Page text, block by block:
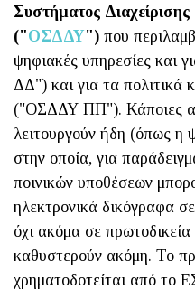
Συστήματος
("ΟΣΔΔΥ") που
ψηφιακές υπηρεσίες και
ΔΔ") και για τα πολιτικά
("ΟΣΔΔΥ ΠΠ"). Κάποιες
λειτουργούν ήδη (όπως η
στην οποία, για
ποινικών υποθέσεων
ηλεκτρονικά δικόγραφα
όχι ακόμα σε
καθυστερούν ακόμη. Το
χρηματοδοτείται από το